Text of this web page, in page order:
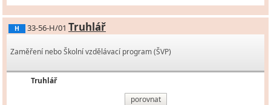
H 33-56-H/01 Truhlář
Zaměření nebo Školní vzdělávací program (ŠVP)
Truhlář
porovnat